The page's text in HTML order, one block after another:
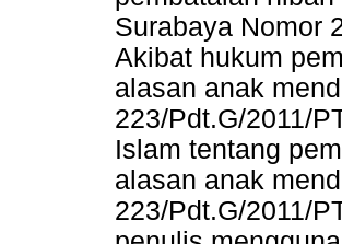
Surabaya Nomor
Akibat hukum
alasan anak
223/Pdt.G/2011/
Islam tentang
alasan anak
223/Pdt.G/2011/